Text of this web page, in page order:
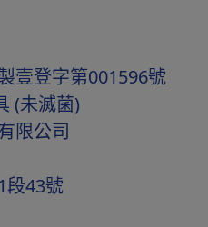
壹登字第001596號
(未滅菌)
限公司
段43號